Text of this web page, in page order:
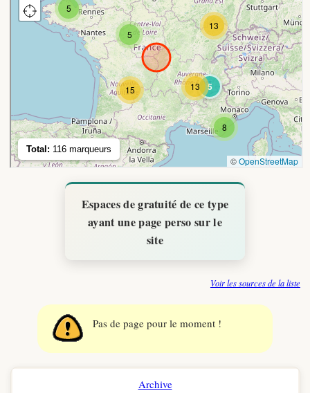
Espaces de gratuité de ce type
ayant une page perso sur le
site
Voir les sources de la liste
Pas de page pour le moment !
Archive